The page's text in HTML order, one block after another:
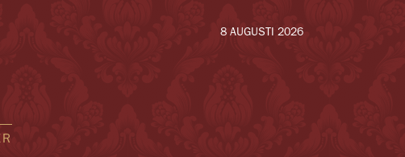
8 AUGUSTI 2026